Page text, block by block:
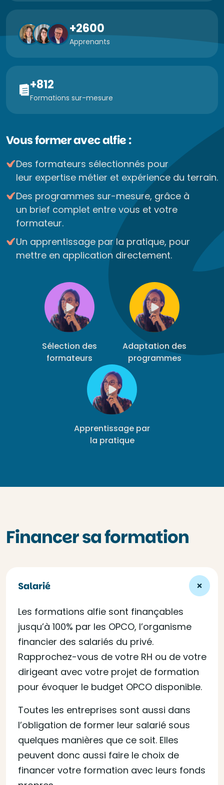
+2600
Apprenants
+812
Formations sur-mesure
Vous former avec alfie :
Des formateurs sélectionnés pour
leur expertise métier et expérience du terrain.
Des programmes sur-mesure, grâce à
un brief complet entre vous et votre
formateur.
Un apprentissage par la pratique, pour
mettre en application directement.
Sélection des
formateurs
Adaptation des
programmes
Apprentissage par
la pratique
Financer sa formation
Salarié
Les formations alfie sont finançables
jusqu’à 100% par les OPCO, l’organisme
financier des salariés du privé.
Rapprochez-vous de votre RH ou de votre
dirigeant avec votre projet de formation
pour évoquer le budget OPCO disponible.
Toutes les entreprises sont aussi dans
l’obligation de former leur salarié sous
quelques manières que ce soit. Elles
peuvent donc aussi faire le choix de
financer votre formation avec leurs fonds